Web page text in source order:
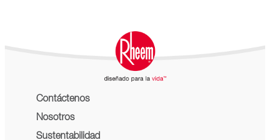
Contáctenos
Nosotros
Sustentabilidad